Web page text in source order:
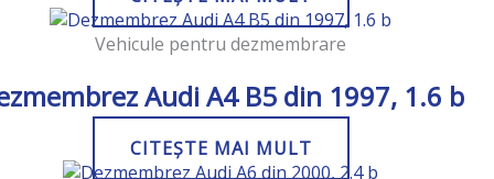
Vehicule pentru dezmembrare
Audi A4 B5 din 1997, 1.6 b
CITEȘTE MAI MULT